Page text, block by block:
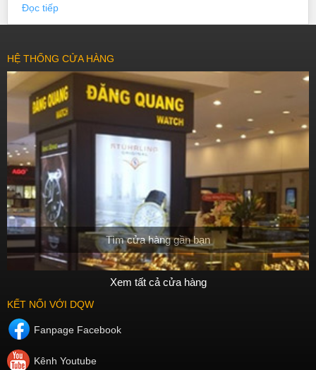
Đọc tiếp
HỆ THỐNG CỬA HÀNG
Tìm cửa hàng gần bạn
Xem tất cả cửa hàng
KẾT NỐI VỚI DQW
Fanpage Facebook
Kênh Youtube